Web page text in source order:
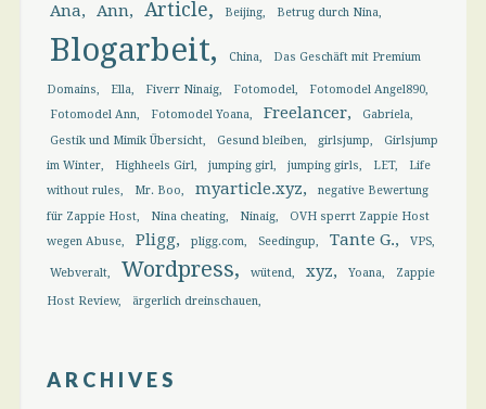
Ana Ann Article Beijing Betrug durch Nina
Blogarbeit China Das Geschäft mit Premium
Domains Ella Fiverr Ninaig Fotomodel
Fotomodel Angel890
Fotomodel Ann
Fotomodel Yoana Freelancer
Gabriela
Gestik und Mimik Übersicht
Gesund bleiben girlsjump
Girlsjump
im Winter
Highheels Girl jumping girl jumping girls LET
Life
without rules
Mr. Boo myarticle.xyz
negative Bewertung
für Zappie Host
Nina cheating Ninaig
OVH sperrt Zappie Host
wegen Abuse
Pligg pligg.com Seedingup Tante G. VPS
Webveralt Wordpress wütend xyz Yoana
Zappie
Host Review
ärgerlich dreinschauen
ARCHIVES